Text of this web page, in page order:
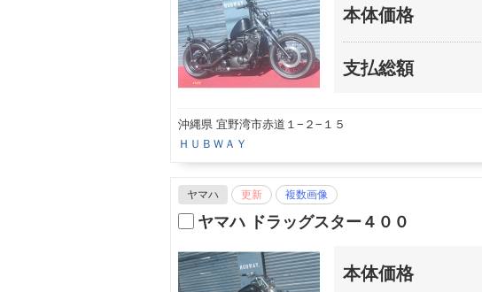
本体価格
支払総額
沖縄県 宜野湾市赤道１−２−１５
ＨＵＢＷＡＹ
ヤマハ 更新 複数画像
ヤマハ ドラッグスター４００
本体価格